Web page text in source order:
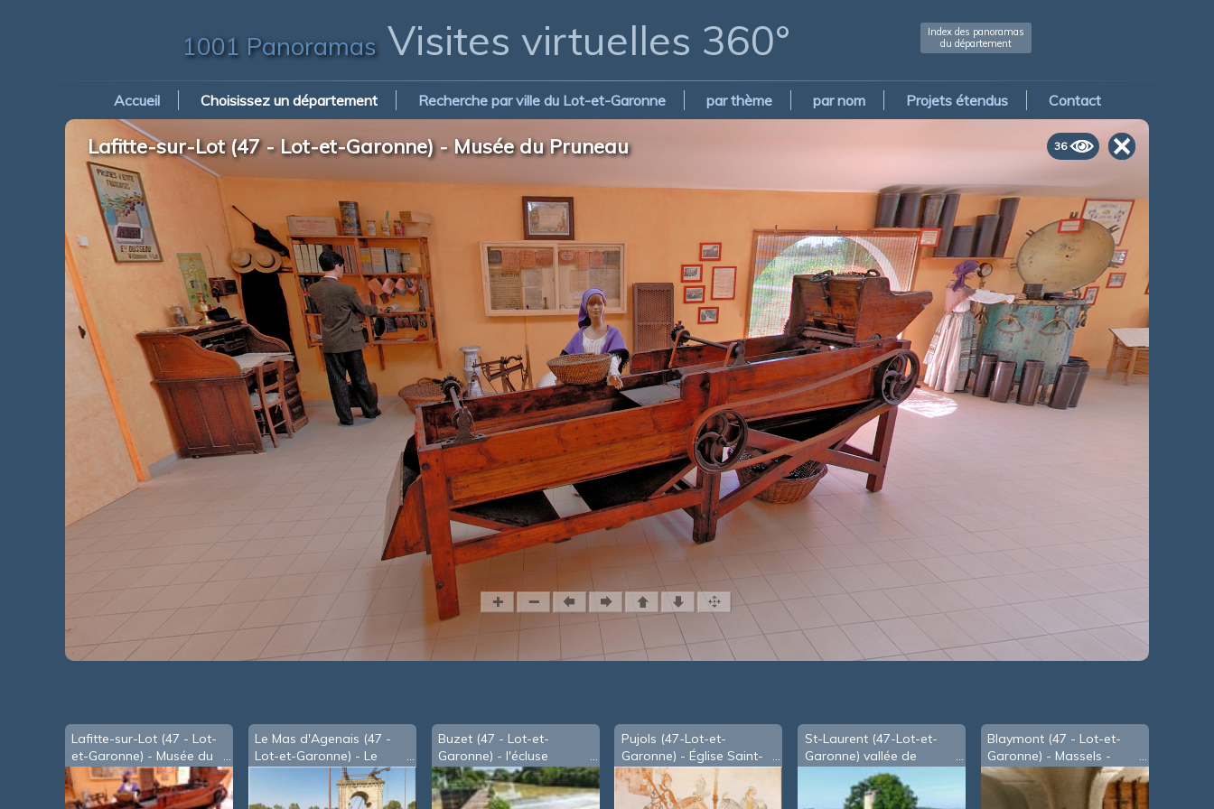
1001 PanoramasVisites virtuelles 360°
Index des panoramas
du département
Accueil Choisissez un département Recherche par ville du Lot-et-Garonne par thème par nom Projets étendus Contact
36
Lafitte-sur-Lot (47 - Lot-et-Garonne) - Musée du Pruneau
Lafitte-sur-Lot (47 - Lot-
et-Garonne) - Musée du
Pruneau
Le Mas d'Agenais (47 -
Lot-et-Garonne) - Le
pont sur la Garonne
Buzet (47 - Lot-et-
Garonne) - l'écluse
Pujols (47-Lot-et-
Garonne) - Église Saint-
Foy après restauration
des peintures murales
St-Laurent (47-Lot-et-
Garonne) vallée de
Blaymont (47 - Lot-et-
Garonne) - Massels -
église-ste-Foy